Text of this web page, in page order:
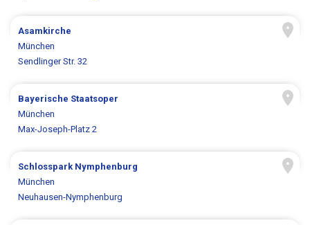
Asamkirche
München
Sendlinger Str. 32
Bayerische Staatsoper
München
Max-Joseph-Platz 2
Schlosspark Nymphenburg
München
Neuhausen-Nymphenburg